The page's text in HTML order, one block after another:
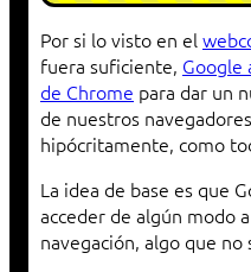
Por si lo visto en el
fuera suficiente, Google
de Chrome para dar un
de nuestros
hipócritamente, como
La idea de base es que
acceder de algún modo
navegación, algo que no